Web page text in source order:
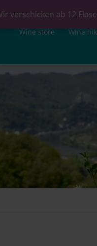
verschicken ab 12
Wine store Wine